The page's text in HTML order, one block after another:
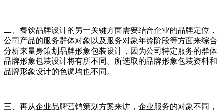
二、餐饮品牌设计的另一关键方面需要结合企业的品牌定位，
公司产品的服务群体对象以及服务对象年龄阶段等方面来综合
分析来量身策划品牌形象包装设计，因为公司特定服务的群体
品牌形象包装设计将有所不同。所选取的品牌形象包装资料和
品牌形象设计的色调均也不同。
三、再从企业品牌营销策划方案来讲，企业服务的对象不同，